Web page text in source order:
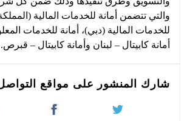
والتي تتضمن أمانة للخدمات المالية
للخدمات المالية (دبي)، أمانة للخدمات
أمانة كابيتال – لبنان وأمانة كابيتال – قبرص.
شارك المنشور على مواقع